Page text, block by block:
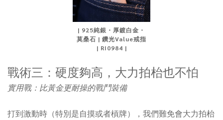
| 925純銀・厚鍍白金・
莫桑石 | 鑽光Value戒指
| RI0984 |
戰術三：硬度夠高，大力拍枱也不怕
實用戰：比黃金更耐操的戰鬥裝備
打到激動時（特別是自摸或者槓牌），我們難免會大力拍枱